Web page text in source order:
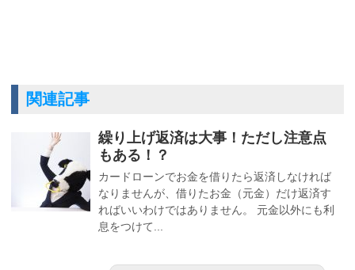
関連記事
繰り上げ返済は大事！ただし注意点
もある！？
カードローンでお金を借りたら返済しなければ
なりませんが、借りたお金（元金）だけ返済す
ればいいわけではありません。 元金以外にも利
息をつけて...